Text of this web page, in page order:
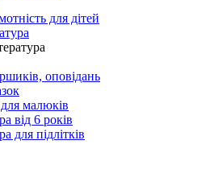
для дітей
оповідань
малюків
від 6 років
для підлітків